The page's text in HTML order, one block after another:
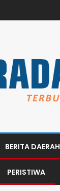
BERITA DAERAH
PERISTIWA